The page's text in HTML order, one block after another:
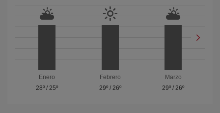
Enero
28º/ 25º
Febrero
29º/ 26º
Marzo
29º /26º